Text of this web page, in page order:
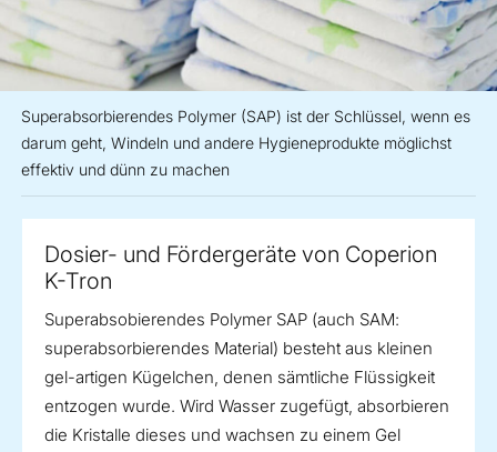
Superabsorbierendes Polymer (SAP) ist der Schlüssel, wenn es
darum geht, Windeln und andere Hygieneprodukte möglichst
effektiv und dünn zu machen
Dosier- und Fördergeräte von Coperion
K-Tron
Superabsobierendes Polymer SAP (auch SAM:
superabsorbierendes Material) besteht aus kleinen
gel-artigen Kügelchen, denen sämtliche Flüssigkeit
entzogen wurde. Wird Wasser zugefügt, absorbieren
die Kristalle dieses und wachsen zu einem Gel